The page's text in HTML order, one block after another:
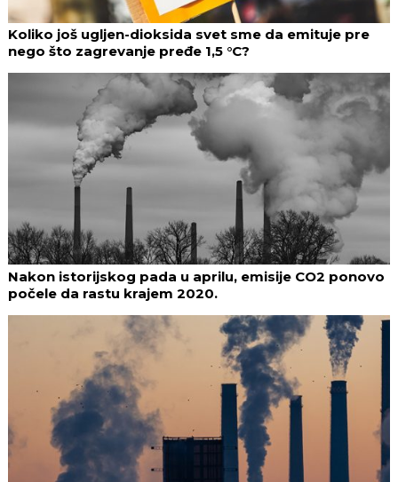
Koliko još ugljen-dioksida svet sme da emituje pre
nego što zagrevanje pređe 1,5 °C?
Nakon istorijskog pada u aprilu, emisije CO2 ponovo
počele da rastu krajem 2020.